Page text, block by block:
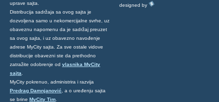
uprave sajta.
Distribucija sadržaja sa ovog sajta je
dozvoljena samo u nekomercijalne svrhe, uz
obaveznu napomenu da je sadržaj preuzet
sa ovog sajta, i uz obavezno navođenje
adrese MyCity sajta. Za sve ostale vidove
distribucije obavezni ste da prethodno
zatražite odobrenje od vlasnika MyCity
sajta
MyCity pokrenuo, administrira i razvija
Predrag Damnjanović , a o uređenju sajta
se brine MyCity Tim
designed by